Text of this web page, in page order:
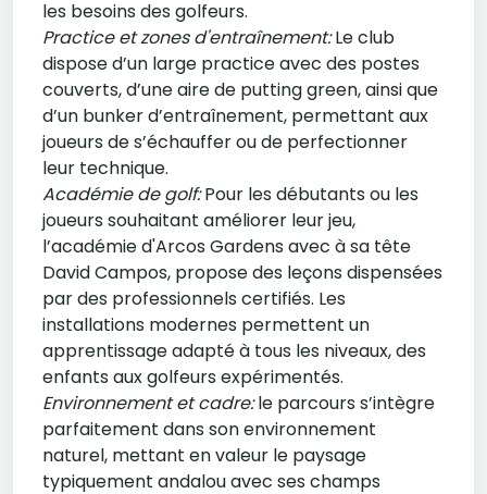
les besoins des golfeurs.
Practice et zones d'entraînement:Le club
dispose d’un large practice avec des postes
couverts, d’une aire de putting green, ainsi que
d’un bunker d’entraînement, permettant aux
joueurs de s’échauffer ou de perfectionner
leur technique.
Académie de golf:Pour les débutants ou les
joueurs souhaitant améliorer leur jeu,
l’académie d'Arcos Gardens avec à sa tête
David Campos, propose des leçons dispensées
par des professionnels certifiés. Les
installations modernes permettent un
apprentissage adapté à tous les niveaux, des
enfants aux golfeurs expérimentés.
Environnement et cadre:le parcours s’intègre
parfaitement dans son environnement
naturel, mettant en valeur le paysage
typiquement andalou avec ses champs